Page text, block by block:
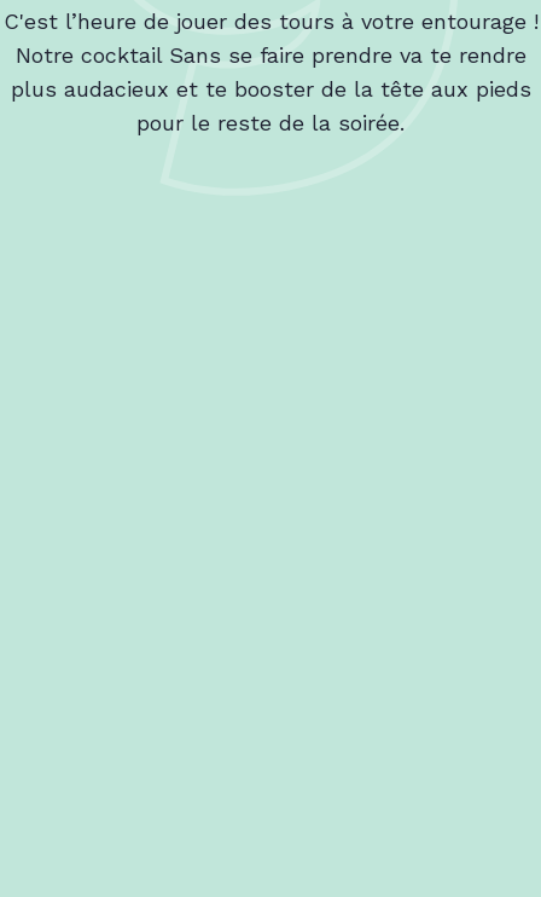
C'est l’heure de jouer des tours à votre entourage !
Notre cocktail Sans se faire prendre va te rendre
plus audacieux et te booster de la tête aux pieds
pour le reste de la soirée.